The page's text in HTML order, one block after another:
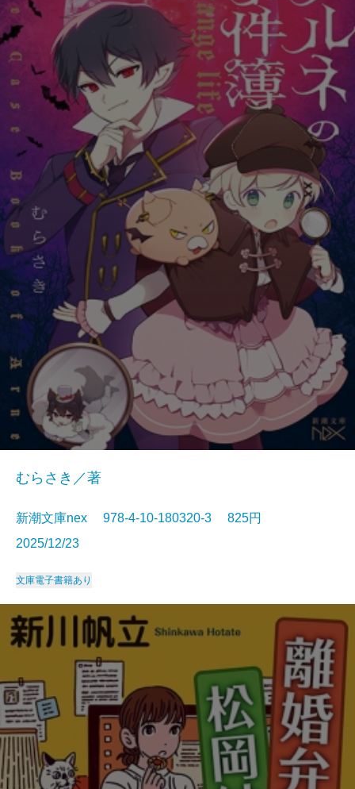
むらさき／著
新潮文庫nex 978-4-10-180320-3 825円
2025/12/23
文庫電子書籍あり